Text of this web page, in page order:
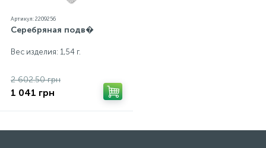
Артикул: 2209256
Серебряная подв�
Вес изделия: 1,54 г.
2 602.50 грн
1 041 грн